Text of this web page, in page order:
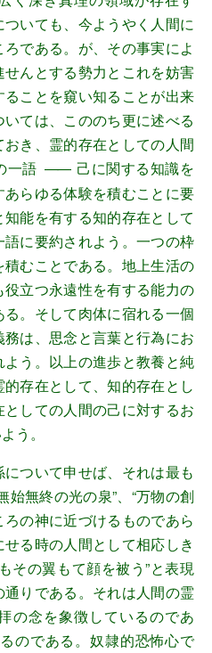
いても、今ようやく人間に
である。が、その事実によ
んとする勢力とこれを妨害
ことを窺い知ることが出来
ては、こののち更に述べる
き、霊的存在としての人間
一語 ―― 己に関する知識を
らゆる体験を積むことに要
能を有する知的存在として
に要約されよう。一つの枠
むことである。地上生活の
立つ永遠性を有する能力の
。そして肉体に宿れる一個
は、思念と言葉と行為にお
う。以上の進歩と教養と純
存在として、知的存在とし
しての人間の己に対するお
う。
ついて申せば、それは最も
始無終の光の泉”、“万物の創
ろの神に近づけるものであら
る時の人間として相応しき
その翼もて顔を被う”と表現
りである。それは人間の霊
の念を象徴しているのであ
のである。奴隷的恐怖心で